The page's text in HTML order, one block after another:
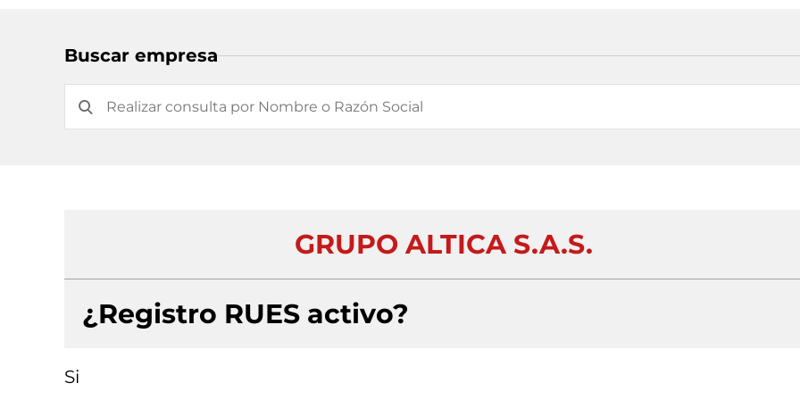
Buscar empresa
GRUPO ALTICA S.A.S.
¿Registro RUES activo?
Si